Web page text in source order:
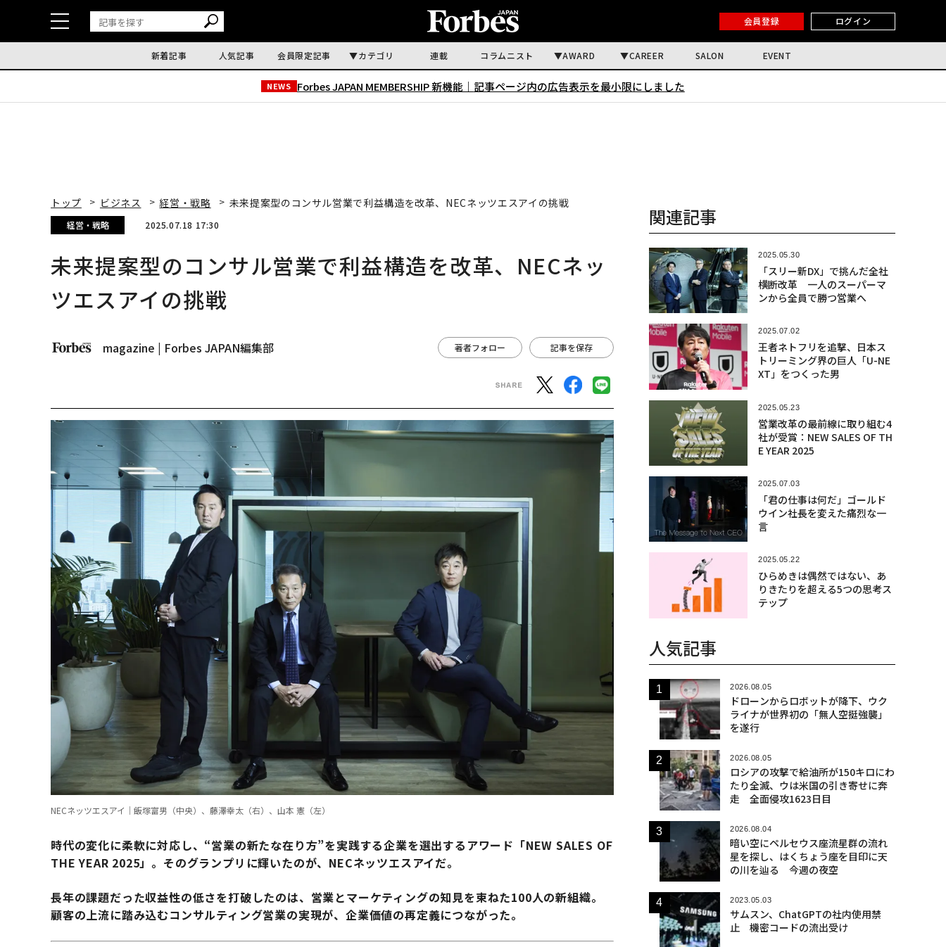
会員登録 ログイン
新着記事 人気記事 会員限定記事 カテゴリ 連載 コラムニスト AWARD CAREER SALON EVENT
NEWS Forbes JAPAN MEMBERSHIP 新機能｜ 記事ページ内の広告表示を最小限にしました
トップ ビジネス 経営・戦略 未来提案型のコンサル営業で利益構造を改革、NECネッツエスアイの挑戦
経営・戦略 2025.07.18 17:30
未来提案型のコンサル営業で利益構造を改革、NECネッ
ツエスアイの挑戦
magazine | Forbes JAPAN編集部 著者フォロー 記事を保存
NECネッツエスアイ｜飯塚富男（中央）、藤澤幸太（右）、山本 憲（左）
時代の変化に柔軟に対応し、“営業の新たな在り方”を実践する企業を選出するアワード「NEW SALES OF
THE YEAR 2025」。そのグランプリに輝いたのが、NECネッツエスアイだ。
長年の課題だった収益性の低さを打破したのは、営業とマーケティングの知見を束ねた100人の新組織。
顧客の上流に踏み込むコンサルティング営業の実現が、企業価値の再定義につながった。
関連記事
2025.05.30
「スリー新DX」で挑んだ全社
横断改革 一人のスーパーマ
ンから全員で勝つ営業へ
2025.07.02
​​王者ネトフリを追撃、日本ス
トリーミング界の巨人「U-NE
XT」をつくった男
2025.05.23
営業改革の最前線に取り組む4
社が受賞：NEW SALES OF TH
E YEAR 2025
2025.07.03
「君の仕事は何だ」ゴールド
ウイン社長を変えた痛烈な一
言
2025.05.22
ひらめきは偶然ではない、あ
りきたりを超える5つの思考ス
テップ
人気記事
2026.08.05
ドローンからロボットが降下、ウク
ライナが世界初の「無人空挺強襲」
を遂行
2026.08.05
ロシアの攻撃で給油所が150キロにわ
たり全滅、ウは米国の引き寄せに奔
走 全面侵攻1623日目
2026.08.04
暗い空にペルセウス座流星群の流れ
星を探し、はくちょう座を目印に天
の川を辿る 今週の夜空
2023.05.03
サムスン、ChatGPTの社内使用禁
止 機密コードの流出受け